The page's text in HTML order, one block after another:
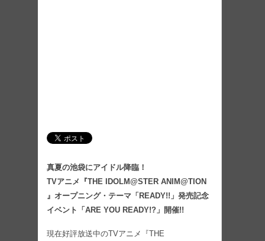
真夏の池袋にアイドル降臨！
TVアニメ『THE IDOLM@STER ANIM@TION
』オープニング・テーマ「READY!!」発売記念
イベント「ARE YOU READY!?」開催!!
現在好評放送中のTVアニメ『THE